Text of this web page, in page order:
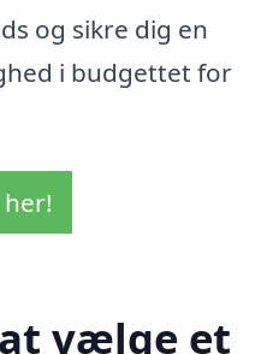
og sikre dig en
i budgettet for
vælge et